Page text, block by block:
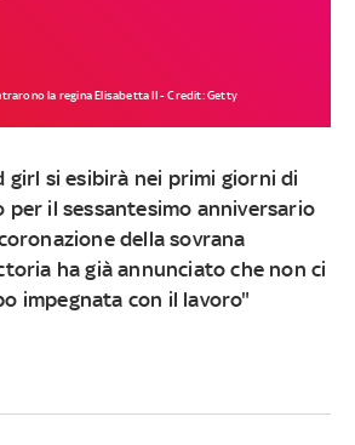
la regina Elisabetta II - Credit: Getty
girl si esibirà nei primi giorni di
per il sessantesimo anniversario
della sovrana
ha già annunciato che non ci
impegnata con il lavoro"